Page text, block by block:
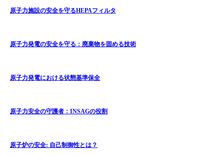
原子力施設の安全を守るHEPAフィルタ
原子力発電の安全を守る：廃棄物を固める技術
原子力発電における状態基準保全
原子力安全の守護者：INSAGの役割
原子炉の安全: 自己制御性とは？